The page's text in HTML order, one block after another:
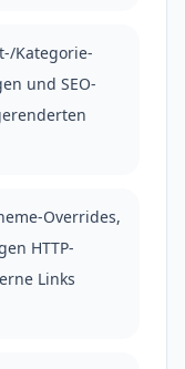
Kategorie-
und SEO-
Overrides,
HTTP-
Links